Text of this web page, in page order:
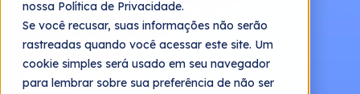
nossa Política de Privacidade.
Se você recusar, suas informações não serão
rastreadas quando você acessar este site. Um
cookie simples será usado em seu navegador
para lembrar sobre sua preferência de não ser
atendimento
essenciais para sua
empresa